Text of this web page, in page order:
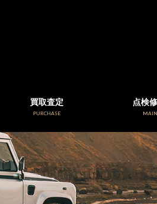
買取査定
PURCHASE
点検